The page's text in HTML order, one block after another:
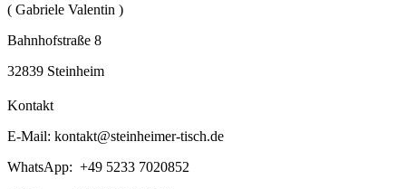
( Gabriele Valentin )
Bahnhofstraße 8
32839 Steinheim
Kontakt
E-Mail: kontakt@steinheimer-tisch.de
WhatsApp: +49 5233 7020852